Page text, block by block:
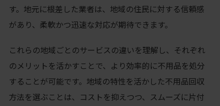
す。地元に根差した業者は、地域の住民に対する信頼感
があり、柔軟かつ迅速な対応が期待できます。
これらの地域ごとのサービスの違いを理解し、それぞれ
のメリットを活かすことで、より効率的に不用品を処分
することが可能です。地域の特性を活かした不用品回収
方法を選ぶことは、コストを抑えつつ、スムーズに片付